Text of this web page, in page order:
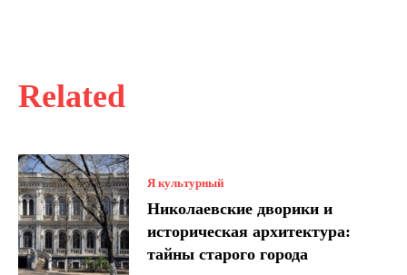
Related
Я культурный
Николаевские дворики и
историческая архитектура:
тайны старого города